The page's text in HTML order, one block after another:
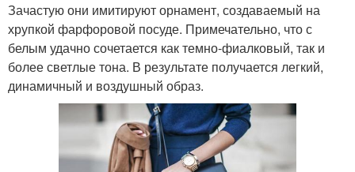
Зачастую они имитируют орнамент, создаваемый на
хрупкой фарфоровой посуде. Примечательно, что с
белым удачно сочетается как темно-фиалковый, так и
более светлые тона. В результате получается легкий,
динамичный и воздушный образ.